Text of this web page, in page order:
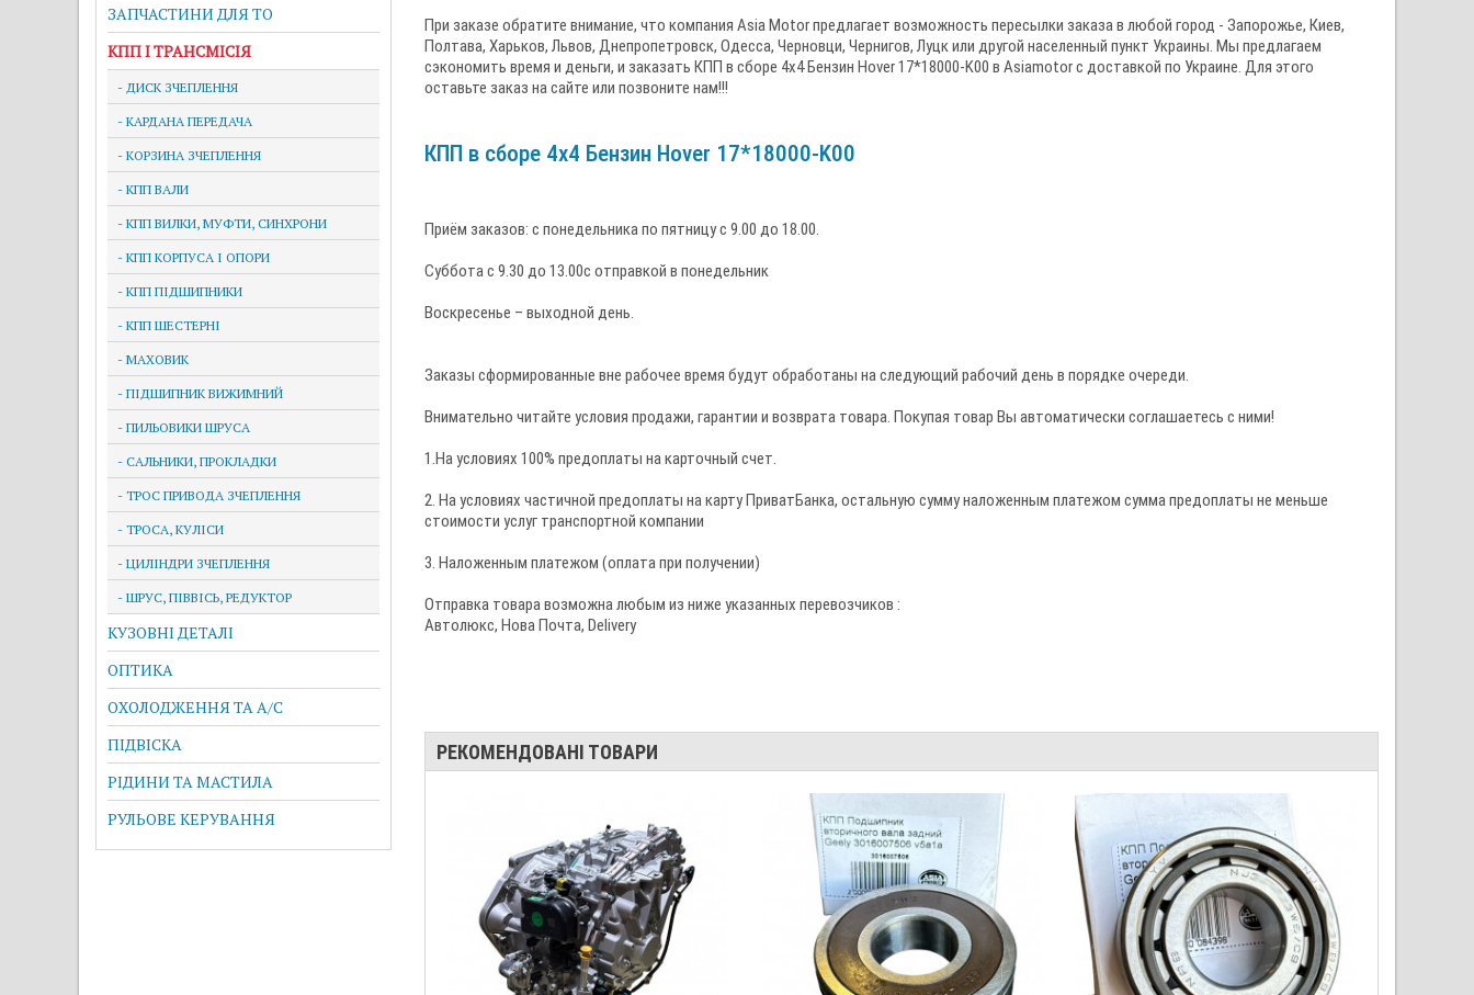
ЗАПЧАСТИНИ ДЛЯ ТО
КПП І ТРАНСМІСІЯ
- ДИСК ЗЧЕПЛЕННЯ
- КАРДАНА ПЕРЕДАЧА
- КОРЗИНА ЗЧЕПЛЕННЯ
- КПП ВАЛИ
- КПП ВИЛКИ, МУФТИ, СИНХРОНИ
- КПП КОРПУСА І ОПОРИ
- КПП ПІДШИПНИКИ
- КПП ШЕСТЕРНІ
- МАХОВИК
- ПІДШИПНИК ВИЖИМНИЙ
- ПИЛЬОВИКИ ШРУСА
- САЛЬНИКИ, ПРОКЛАДКИ
- ТРОС ПРИВОДА ЗЧЕПЛЕННЯ
- ТРОСА, КУЛІСИ
- ЦИЛІНДРИ ЗЧЕПЛЕННЯ
- ШРУС, ПІВВІСЬ, РЕДУКТОР
КУЗОВНІ ДЕТАЛІ
ОПТИКА
ОХОЛОДЖЕННЯ ТА A/C
ПІДВІСКА
РІДИНИ ТА МАСТИЛА
РУЛЬОВЕ КЕРУВАННЯ
При заказе обратите внимание, что компания Asia Motor предлагает возможность пересылки заказа в любой город - Запорожье, Киев,
Полтава, Харьков, Львов, Днепропетровск, Одесса, Черновци, Чернигов, Луцк или другой населенный пункт Украины. Мы предлагаем
сэкономить время и деньги, и заказать КПП в сборе 4х4 Бензин Hover 17*18000-K00 в Asiamotor с доставкой по Украине. Для этого
оставьте заказ на сайте или позвоните нам!!!
КПП в сборе 4х4 Бензин Hover 17*18000-K00
Приём заказов: c понедельника по пятницу с 9.00 до 18.00.
Суббота с 9.30 до 13.00с отправкой в понедельник
Воскресенье – выходной день.
Заказы сформированные вне рабочее время будут обработаны на следующий рабочий день в порядке очереди.
Внимательно читайте условия продажи, гарантии и возврата товара. Покупая товар Вы автоматически соглашаетесь с ними!
1.На условиях 100% предоплаты на карточный счет.
2. На условиях частичной предоплаты на карту ПриватБанка, остальную сумму наложенным платежом сумма предоплаты не меньше
стоимости услуг транспортной компании
3. Наложенным платежом (оплата при получении)
Отправка товара возможна любым из ниже указанных перевозчиков :
Автолюкс, Нова Почта, Delivery
РЕКОМЕНДОВАНІ ТОВАРИ